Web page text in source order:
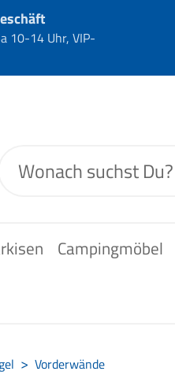
10-14 Uhr, VIP-
Campingmöbel
Vorderwände